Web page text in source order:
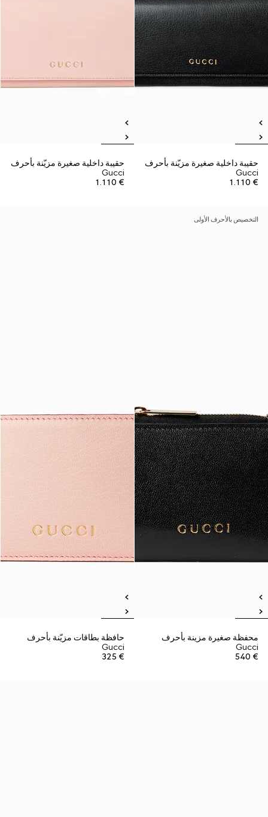
حقيبة داخلية صغيرة مزيّنة بأحرف
Gucci
€ 1.110
حقيبة داخلية صغيرة مزيّنة بأحرف
Gucci
€ 1.110
التخصيص بالأحرف الأولى
محفظة صغيرة مزينة بأحرف
Gucci
€ 540
حافظة بطاقات مزيّنة بأحرف
Gucci
€ 325